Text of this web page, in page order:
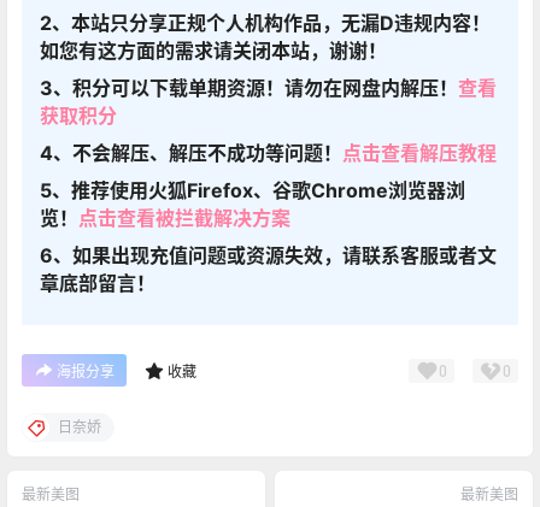
2、本站只分享正规个人机构作品，无漏D违规内容！
如您有这方面的需求请关闭本站，谢谢！
3、积分可以下载单期资源！请勿在网盘内解压！ 查看
获取积分
4、不会解压、解压不成功等问题！ 点击查看解压教程
5、推荐使用火狐Firefox、谷歌Chrome浏览器浏
览！ 点击查看被拦截解决方案
6、如果出现充值问题或资源失效，请联系客服或者文
章底部留言！
海报分享 收藏 0 0
日奈娇
最新美图 最新美图